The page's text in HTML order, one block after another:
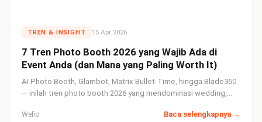
TREN & INSIGHT 15 Apr 2026
7 Tren Photo Booth 2026 yang Wajib Ada di
Event Anda (dan Mana yang Paling Worth It)
AI Photo Booth, Glambot, Matrix Bullet-Time, hingga Blade360
— inilah tren photo booth 2026 yang mendominasi wedding,
lengkap untuk event organizer dan brand manager.
Wefio Baca selengkapnya →